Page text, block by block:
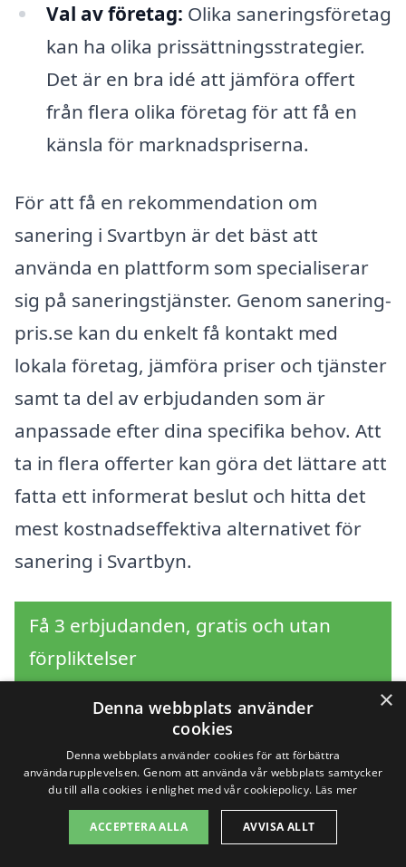
Val av företag: Olika saneringsföretag
kan ha olika prissättningsstrategier.
Det är en bra idé att jämföra offert
från flera olika företag för att få en
känsla för marknadspriserna.
För att få en rekommendation om
sanering i Svartbyn är det bäst att
använda en plattform som specialiserar
sig på saneringstjänster. Genom sanering-
pris.se kan du enkelt få kontakt med
lokala företag, jämföra priser och tjänster
samt ta del av erbjudanden som är
anpassade efter dina specifika behov. Att
ta in flera offerter kan göra det lättare att
fatta ett informerat beslut och hitta det
mest kostnadseffektiva alternativet för
sanering i Svartbyn.
Få 3 erbjudanden, gratis och utan
förpliktelser
Sök efter en
professionell för
sanering i andra städer
×
Denna webbplats använder
cookies
Denna webbplats använder cookies för att förbättra
användarupplevelsen. Genom att använda vår webbplats samtycker
du till alla cookies i enlighet med vår cookiepolicy. Läs mer
ACCEPTERA ALLA AVVISA ALLT